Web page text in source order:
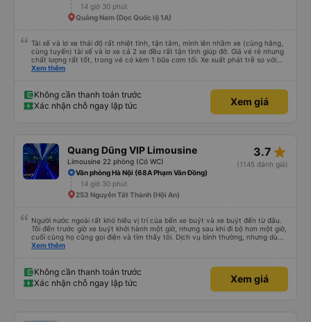
14 giờ 30 phút
Quảng Nam (Dọc Quốc lộ 1A)
Tài xế và lơ xe thái độ rất nhiệt tình, tận tâm, mình lên nhầm xe (cùng hãng,
cùng tuyến) tài xế và lơ xe cả 2 xe đều rất tận tình giúp đỡ. Giá vé rẻ nhưng
chất lượng rất tốt, trong vé có kèm 1 bữa cơm tối. Xe xuất phát trễ so với
trên app 45p, nhưng do bão nên trời mưa rất to, có thể thông cảm được.
Xem thêm
Không cần thanh toán trước
Xác nhận chỗ ngay lập tức
Xem giá
Quang Dũng VIP Limousine
Limousine 22 phòng (Có WC)
3.7 star_rate
(1145 đánh giá)
Văn phòng Hà Nội (68A Phạm Văn Đồng)
14 giờ 30 phút
253 Nguyễn Tất Thành (Hội An)
Người nước ngoài rất khó hiểu vị trí của bến xe buýt và xe buýt đến từ đâu.
Tôi đến trước giờ xe buýt khởi hành một giờ, nhưng sau khi đi bộ hơn một giờ,
cuối cùng họ cũng gọi điện và tìm thấy tôi. Dịch vụ bình thường, nhưng dù
sao thì tôi ngủ ngon hơn ở khách sạn vì tôi rất thoải mái. Sẽ tuyệt hơn nếu
Xem thêm
Không cần thanh toán trước
Xác nhận chỗ ngay lập tức
Xem giá